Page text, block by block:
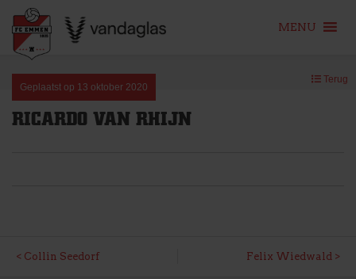
content
MENU
Geplaatst op 13 oktober 2020
Terug
RICARDO VAN RHIJN
BERICHT
Collin Seedorf Felix Wiedwald